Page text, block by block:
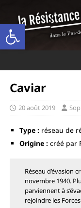
Ouvrir la barre d’outils
Caviar
20 août 2019
Type : réseau de
Origine : créé par
Réseau d’évasion
novembre 1940.
parviennent à
rejoindre les